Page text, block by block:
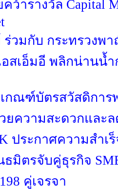
ว้ารางวัล Capital
วมกับ กระทรวงพา
อสเอ็มอี พลิกน่านน้
กณฑ์บัตรสวัสดิกา
ยความสะดวกและ
ประกาศความสำเร็
ธมิตรจับคู่ธุรกิจ
คู่เจรจา